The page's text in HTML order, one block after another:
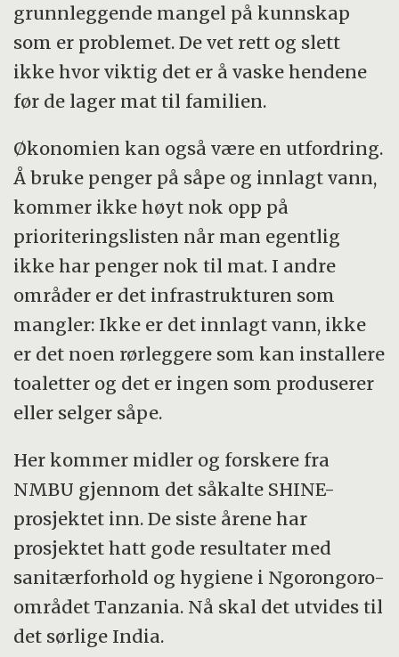
grunnleggende mangel på kunnskap
som er problemet. De vet rett og slett
ikke hvor viktig det er å vaske hendene
før de lager mat til familien.
Økonomien kan også være en utfordring.
Å bruke penger på såpe og innlagt vann,
kommer ikke høyt nok opp på
prioriteringslisten når man egentlig
ikke har penger nok til mat. I andre
områder er det infrastrukturen som
mangler: Ikke er det innlagt vann, ikke
er det noen rørleggere som kan installere
toaletter og det er ingen som produserer
eller selger såpe.
Her kommer midler og forskere fra
NMBU gjennom det såkalte SHINE-
prosjektet inn. De siste årene har
prosjektet hatt gode resultater med
sanitærforhold og hygiene i Ngorongoro-
området Tanzania. Nå skal det utvides til
det sørlige India.